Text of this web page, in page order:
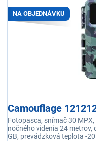
NA OBJEDNÁVKU
Camouflage
Fotopasca, snímač 30 MPX,
nočného videnia 24 metrov,
GB, prevádzková teplota -